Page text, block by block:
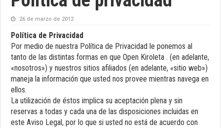
26 de marzo de 2012
Política de Privacidad
Por medio de nuestra Política de Privacidad le ponemos al
tanto de las distintas formas en que Open Kiroleta . (en adelante,
«nosotros») y nuestros sitios afiliados (en adelante, «sitio web»)
maneja la información que usted nos provee mientras navega en
ellos.
La utilización de éstos implica su aceptación plena y sin
reservas a todas y cada una de las disposiciones incluidas en
este Aviso Legal, por lo que si usted no está de acuerdo con